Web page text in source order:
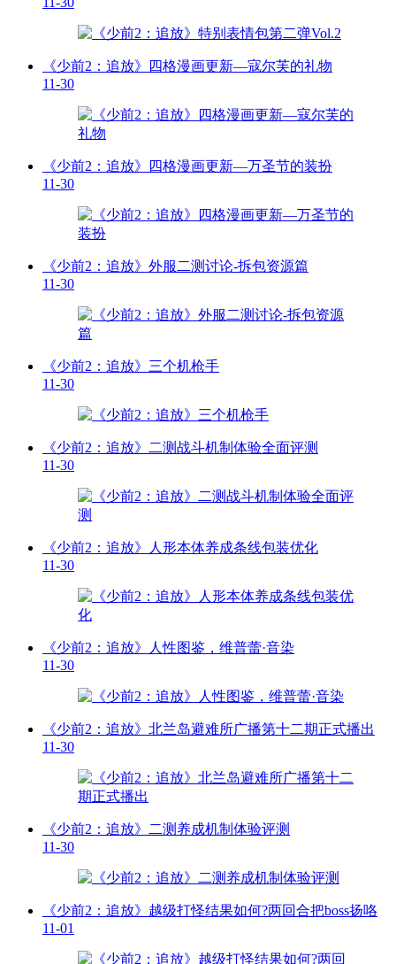
《少前2：追放》四格漫画更新—寇尔芙的礼物
11-30
《少前2：追放》四格漫画更新—万圣节的装扮
11-30
《少前2：追放》外服二测讨论-拆包资源篇
11-30
《少前2：追放》三个机枪手
11-30
《少前2：追放》二测战斗机制体验全面评测
11-30
《少前2：追放》人形本体养成条线包装优化
11-30
《少前2：追放》人性图鉴，维普蕾·音染
11-30
《少前2：追放》北兰岛避难所广播第十二期正式播出
11-30
《少前2：追放》二测养成机制体验评测
11-30
《少前2：追放》越级打怪结果如何?两回合把boss扬咯
11-01